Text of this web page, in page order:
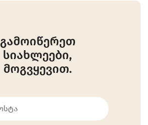
გამოიწერეთ
სიახლეები,
მოგვყევით.